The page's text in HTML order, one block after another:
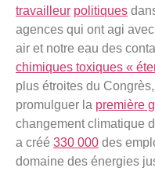
travailleur politiques
agences qui ont agi
air et notre eau des
chimiques toxiques «
plus étroites du
promulguer la première
changement climatique
a créé 330 000 des
domaine des énergies